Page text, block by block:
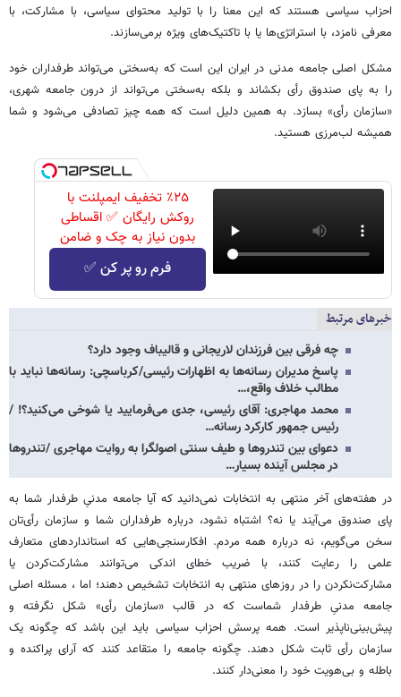
احزاب سیاسی هستند که این معنا را با تولید محتوای سیاسی، با مشارکت، با
معرفی نامزد، با استراتژی‌ها یا با تاکتیک‌های ویژه برمی‌سازند.
مشکل اصلی جامعه مدنی در ایران این است که به‌سختی می‌تواند طرفداران خود
را به پای صندوق رأی بکشاند و بلکه به‌سختی می‌تواند از درون جامعه شهری،
«سازمان رأی» بسازد. به همین دلیل است که همه چیز تصادفی می‌شود و شما
همیشه لب‌مرزی هستید.
٪۲۵ تخفیف ایمپلنت با
روکش رایگان ✅ اقساطی
بدون نیاز به چک و ضامن
فرم رو پر کن ✅
خبرهای مرتبط
چه فرقی بین فرزندان لاریجانی و قالیباف وجود دارد؟
پاسخ مدیران رسانه‌ها به اظهارات رئیسی/کرباسچی: رسانه‌ها نباید با
مطالب خلاف واقع،…
محمد مهاجری: آقای رئیسی، جدی می‌فرمایید یا شوخی می‌کنید؟! /
رئیس جمهور کارکرد رسانه…
دعوای بین تندروها و طیف سنتی اصولگرا به روایت مهاجری /تندروها
در مجلس آینده بسیار…
در هفته‌های آخر منتهی به انتخابات نمی‌دانید که آیا جامعه مدنیِ طرفدار شما به
پای صندوق می‌آیند یا نه؟ اشتباه نشود، درباره طرفداران شما و سازمان رأی‌تان
سخن می‌گویم، نه درباره همه مردم. افکارسنجی‌هایی که استانداردهای متعارف
علمی را رعایت کنند، با ضریب خطای اندکی می‌توانند مشارکت‌کردن یا
مشارکت‌نکردن را در روزهای منتهی به انتخابات تشخیص دهند؛ اما ، مسئله اصلی
جامعه مدنیِ طرفدار شماست که در قالب «سازمان رأی» شکل نگرفته و
پیش‌بینی‌ناپذیر است. همه پرسش احزاب سیاسی باید این باشد که چگونه یک
سازمان رأی ثابت شکل دهند. چگونه جامعه را متقاعد کنند که آرای پراکنده و
باطله و بی‌هویت خود را معنی‌دار کنند.